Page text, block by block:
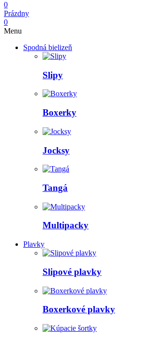
0
Prázdny
0
Menu
Spodná bielizeň
Slipy
Boxerky
Jocksy
Tangá
Multipacky
Plavky
Slipové plavky
Boxerkové plavky